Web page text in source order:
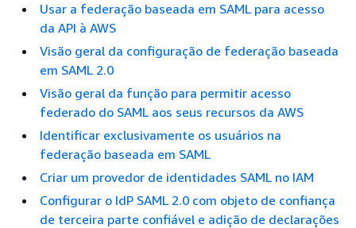
Usar a federação baseada em SAML para acesso
da API à AWS
Visão geral da configuração de federação baseada
em SAML 2.0
Visão geral da função para permitir acesso
federado do SAML aos seus recursos da AWS
Identificar exclusivamente os usuários na
federação baseada em SAML
Criar um provedor de identidades SAML no IAM
Configurar o IdP SAML 2.0 com objeto de confiança
de terceira parte confiável e adição de declarações